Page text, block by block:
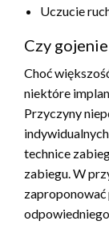
Uczucie
Czy
Choć
niektóre
Przyczyny
technice
zabiegu. W
zaproponować